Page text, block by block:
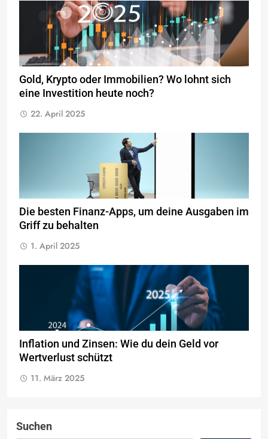
Gold, Krypto oder Immobilien? Wo lohnt sich
eine Investition heute noch?
22. April 2025
Die besten Finanz-Apps, um deine Ausgaben im
Griff zu behalten
1. April 2025
Inflation und Zinsen: Wie du dein Geld vor
Wertverlust schützt
11. März 2025
Suchen